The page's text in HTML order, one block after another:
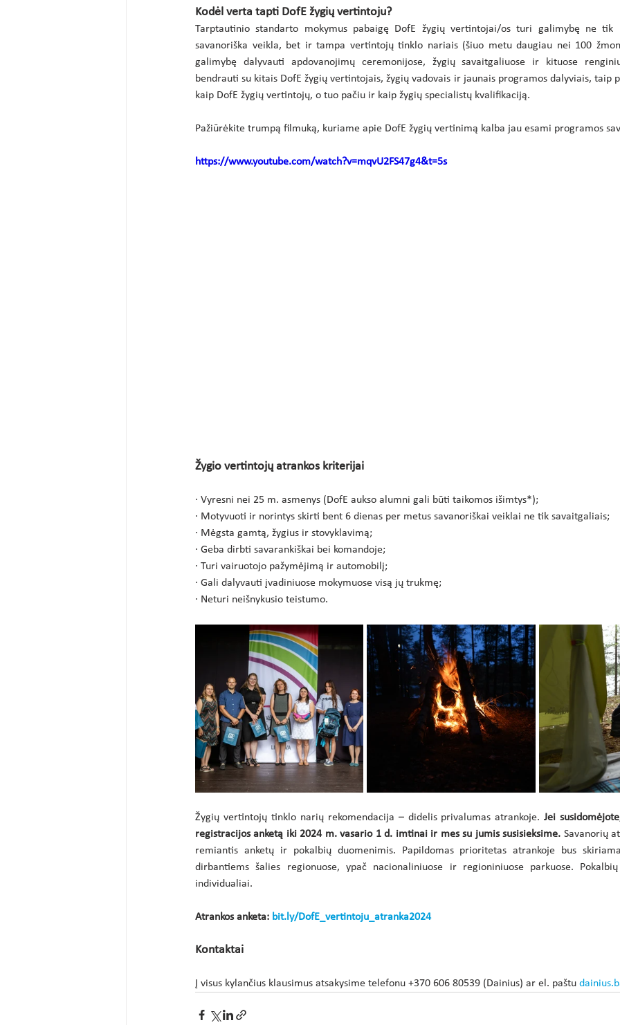
Kodėl verta tapti DofE žygių vertintoju?
Tarptautinio standarto mokymus pabaigę DofE žygių vertintojai/os turi galimybę ne tik
savanoriška veikla, bet ir tampa vertintojų tinklo nariais (šiuo metu daugiau nei 100
galimybę dalyvauti apdovanojimų ceremonijose, žygių savaitgaliuose ir kituose
bendrauti su kitais DofE žygių vertintojais, žygių vadovais ir jaunais programos dalyviais, taip
kaip DofE žygių vertintojų, o tuo pačiu ir kaip žygių specialistų kvalifikaciją.
Pažiūrėkite trumpą filmuką, kuriame apie DofE žygių vertinimą kalba jau esami programos
https://www.youtube.com/watch?v=mqvU2FS47g4&t=5s
Žygio vertintojų atrankos kriterijai
· Vyresni nei 25 m. asmenys (DofE aukso alumni gali būti taikomos išimtys*);
· Motyvuoti ir norintys skirti bent 6 dienas per metus savanoriškai veiklai ne tik savaitgaliais;
· Mėgsta gamtą, žygius ir stovyklavimą;
· Geba dirbti savarankiškai bei komandoje;
· Turi vairuotojo pažymėjimą ir automobilį;
· Gali dalyvauti įvadiniuose mokymuose visą jų trukmę;
· Neturi neišnykusio teistumo.
Žygių vertintojų tinklo narių rekomendacija – didelis privalumas atrankoje. Jei
registracijos anketą iki 2024 m. vasario 1 d. imtinai ir mes su jumis susisieksime. Savanorių
remiantis anketų ir pokalbių duomenimis. Papildomas prioritetas atrankoje bus
dirbantiems šalies regionuose, ypač nacionaliniuose ir regioniniuose parkuose.
individualiai.
Atrankos anketa: bit.ly/DofE_vertintoju_atranka2024
Kontaktai
Į visus kylančius klausimus atsakysime telefonu +370 606 80539 (Dainius) ar el. paštu